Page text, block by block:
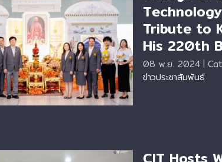
Industrial Technology
Pays Tribute to King
IV on His 220th Birth
Anniversary
Tribute to
His 220th
08 พ.ย. 2024 |
ข่าวประชาสัมพันธ์